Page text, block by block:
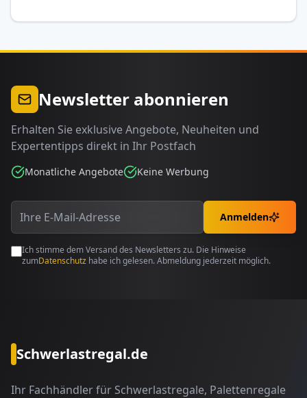
Newsletter abonnieren
Erhalten Sie exklusive Angebote, Neuheiten und
Expertentipps direkt in Ihr Postfach
Monatliche Angebote Keine Werbung
Anmelden
Ich stimme dem Versand des Newsletters zu. Die Hinweise
zumDatenschutz habe ich gelesen. Abmeldung jederzeit möglich.
Schwerlastregal.de
Ihr Fachhändler für Schwerlastregale, Palettenregale